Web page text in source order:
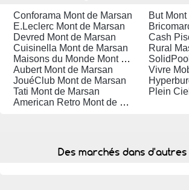
Conforama Mont de Marsan
But
E.Leclerc Mont de Marsan
Devred Mont de Marsan
Cuisinella Mont de Marsan
Maisons du Monde Mont de Marsan
Aubert Mont de Marsan
JouéClub Mont de Marsan
Tati Mont de Marsan
Plein
American Retro Mont de Marsan
Des marchés dans d'autres